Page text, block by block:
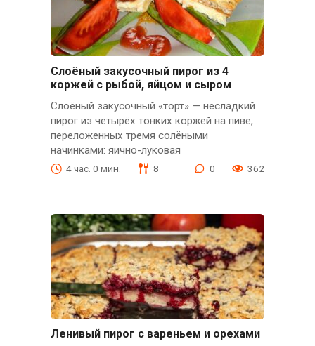
Слоёный закусочный пирог из 4
коржей с рыбой, яйцом и сыром
Слоёный закусочный «торт» — несладкий
пирог из четырёх тонких коржей на пиве,
переложенных тремя солёными
начинками: яично-луковая
4 час. 0 мин. 8 0 362
Ленивый пирог с вареньем и орехами